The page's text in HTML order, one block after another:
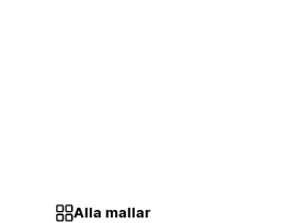
Alla mallar